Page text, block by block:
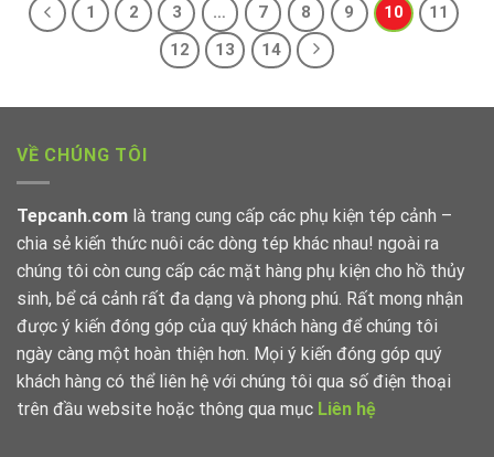
1 2 3 … 7 8 9 10
11
12
13 14
VỀ CHÚNG TÔI
Tepcanh.com là trang cung cấp các phụ kiện tép cảnh –
chia sẻ kiến thức nuôi các dòng tép khác nhau! ngoài ra
chúng tôi còn cung cấp các mặt hàng phụ kiện cho hồ thủy
sinh, bể cá cảnh rất đa dạng và phong phú. Rất mong nhận
được ý kiến đóng góp của quý khách hàng để chúng tôi
ngày càng một hoàn thiện hơn. Mọi ý kiến đóng góp quý
khách hàng có thể liên hệ với chúng tôi qua số điện thoại
trên đầu website hoặc thông qua mục Liên hệ